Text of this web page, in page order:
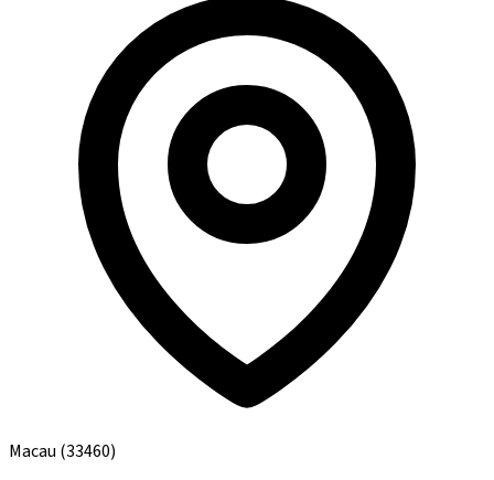
Macau (33460)